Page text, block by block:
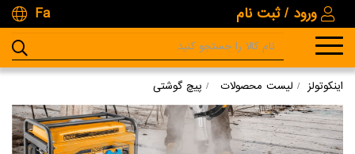
ورود / ثبت نام Fa
اینکوتولز لیست محصولات پیچ گوشتی